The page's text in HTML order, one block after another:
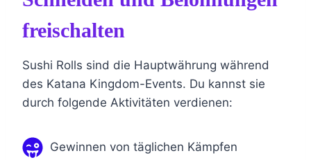
freischalten
Sushi Rolls sind die Hauptwährung während
des Katana Kingdom-Events. Du kannst sie
durch folgende Aktivitäten verdienen:
Gewinnen von täglichen Kämpfen